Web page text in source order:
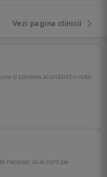
Vezi pagina clinicii
ți părerea acordând o notă
necesar să ai cont pe